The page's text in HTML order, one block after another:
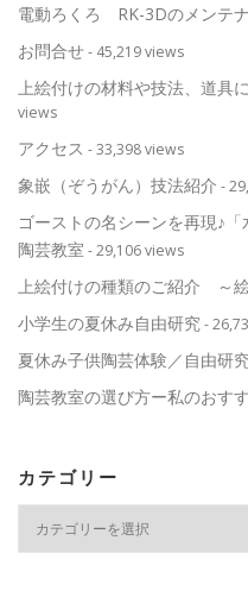
電動ろくろ RK-3Dのメンテ
お問合せ- 45,219 views
上絵付けの材料や技法、道具
views
アクセス - 33,398 views
象嵌（ぞうがん）技法紹介 -
ゴーストの名シーンを再現♪
陶芸教室 - 29,106 views
上絵付けの種類のご紹介 ～
小学生の夏休み自由研究-
夏休み子供陶芸体験／自由研
陶芸教室の選び方ー私のおす
カテゴリー